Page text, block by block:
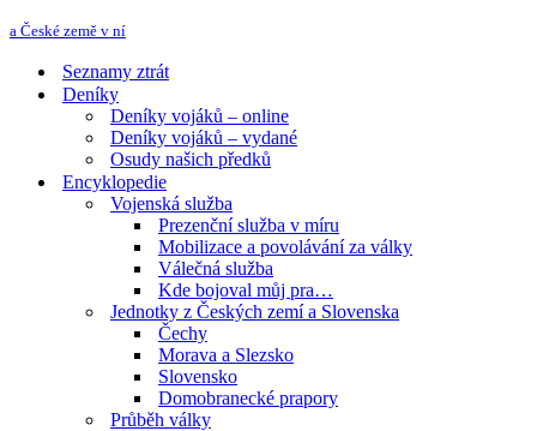
a České země v ní
Seznamy ztrát
Deníky
Deníky vojáků – online
Deníky vojáků – vydané
Osudy našich předků
Encyklopedie
Vojenská služba
Prezenční služba v míru
Mobilizace a povolávání za války
Válečná služba
Kde bojoval můj pra…
Jednotky z Českých zemí a Slovenska
Čechy
Morava a Slezsko
Slovensko
Domobranecké prapory
Průběh války